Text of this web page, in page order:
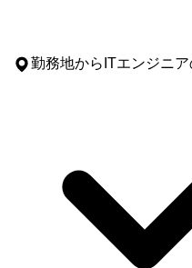
勤務地からITエンジニ